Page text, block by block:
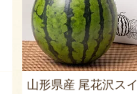
山形県産 尾花沢スイカ